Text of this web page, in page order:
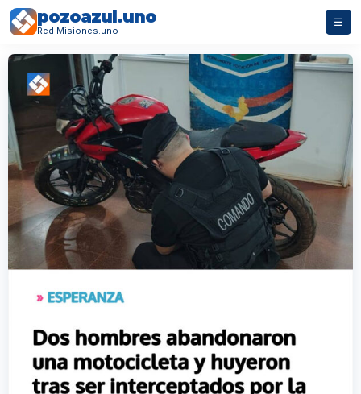
pozoazul.uno
Red Misiones.uno
☰